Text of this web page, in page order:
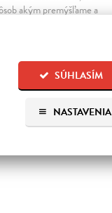
SÚHLASÍM
NASTAVENIA
akým premýšľame a
Na stiahnutie akoMP3